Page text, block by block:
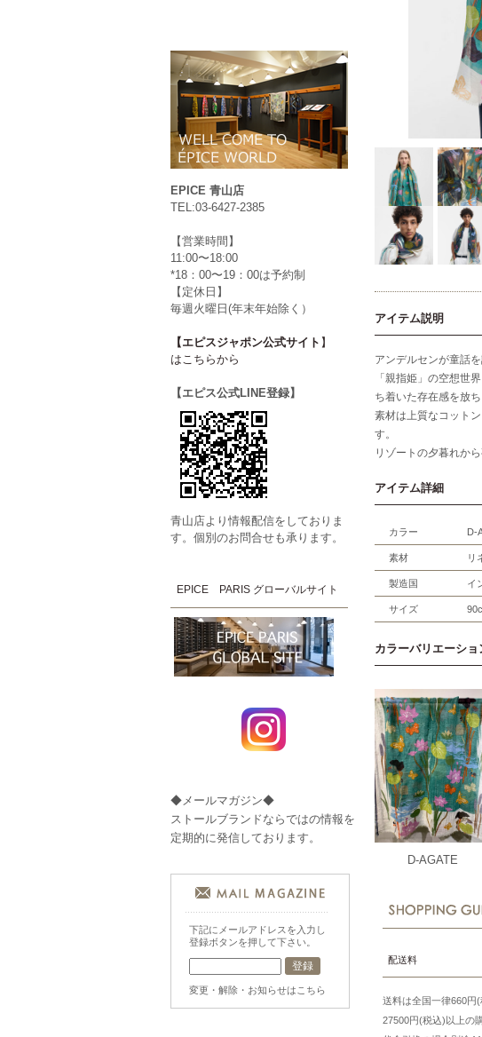
アイテム説明
アンデルセンが童話
「親指姫」の空想世
ち着いた存在感を放
素材は上質なコット
す。
リゾートの夕暮れか
アイテム詳細
カラー D-
素材 リ
製造国 イ
サイズ
カラーバリエーショ
D-AGATE
配送料
送料は全国一律660円(
27500円(税込)以上の
EPICE 青山店
TEL:03-6427-2385
【営業時間】
11:00〜18:00
*18：00〜19：00は予約制
【定休日】
毎週火曜日(年末年始除く）
【エピスジャポン公式サイト 】
はこちらから
【エピス公式LINE登録】
青山店より情報配信をしておりま
す。個別のお問合せも承ります。
EPICE PARIS グローバルサイト
◆メールマガジン◆
ストールブランドならではの情報を
定期的に発信しております。
下記にメールアドレスを入力し
登録ボタンを押して下さい。
変更・解除・お知らせはこちら